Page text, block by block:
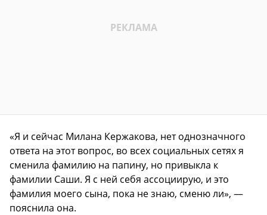
«Я и сейчас Милана Кержакова, нет однозначного
ответа на этот вопрос, во всех социальных сетях я
сменила фамилию на папину, но привыкла к
фамилии Саши. Я с ней себя ассоциирую, и это
фамилия моего сына, пока не знаю, сменю ли», —
пояснила она.